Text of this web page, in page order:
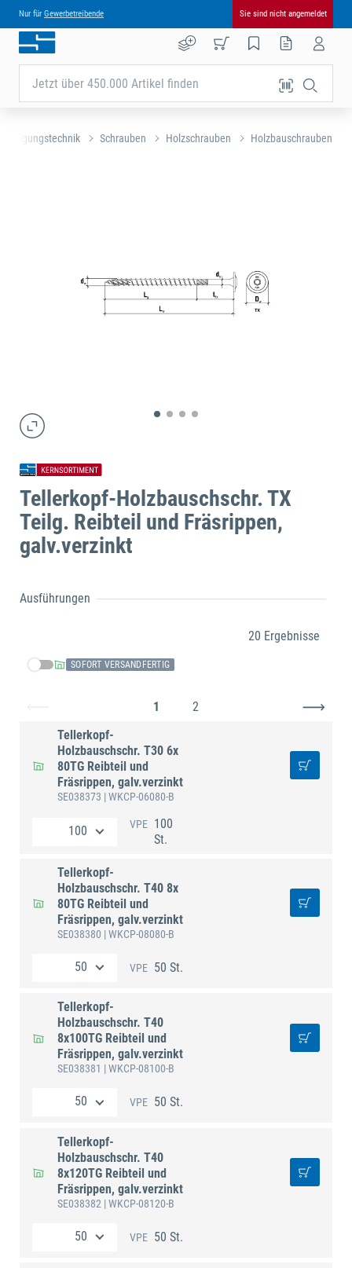
Nur für Gewerbetreibende Sie sind nicht angemeldet
Jetzt über 450.000 Artikel finden
Schrauben Holzschrauben Holzbauschrauben
Tellerkopf-Holzbauschschr. TX
Teilg. Reibteil und Fräsrippen,
galv.verzinkt
Ausführungen
20 Ergebnisse
SOFORT VERSANDFERTIG
1
2
Tellerkopf-
Holzbauschschr. T30 6x
80TG Reibteil und
Fräsrippen, galv.verzinkt
SE038373 | WKCP-06080-B
VPE 100
St.
Tellerkopf-
Holzbauschschr. T40 8x
80TG Reibteil und
Fräsrippen, galv.verzinkt
SE038380 | WKCP-08080-B
VPE 50 St.
Tellerkopf-
Holzbauschschr. T40
8x100TG Reibteil und
Fräsrippen, galv.verzinkt
SE038381 | WKCP-08100-B
VPE 50 St.
Tellerkopf-
Holzbauschschr. T40
8x120TG Reibteil und
Fräsrippen, galv.verzinkt
SE038382 | WKCP-08120-B
VPE 50 St.